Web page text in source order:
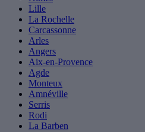
Lille
La Rochelle
Carcassonne
Arles
Angers
Aix-en-Provence
Agde
Monteux
Amnéville
Serris
Rodi
La Barben